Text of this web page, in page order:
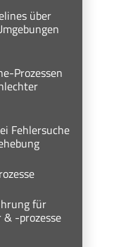
über
Prozessen
Fehlersuche
für
-prozesse